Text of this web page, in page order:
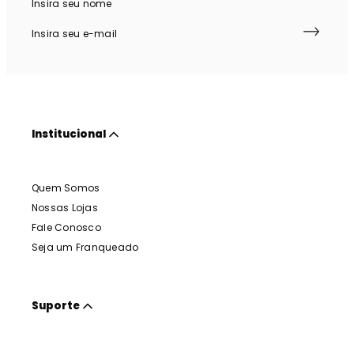
Institucional
Quem Somos
Nossas Lojas
Fale Conosco
Seja um Franqueado
Suporte